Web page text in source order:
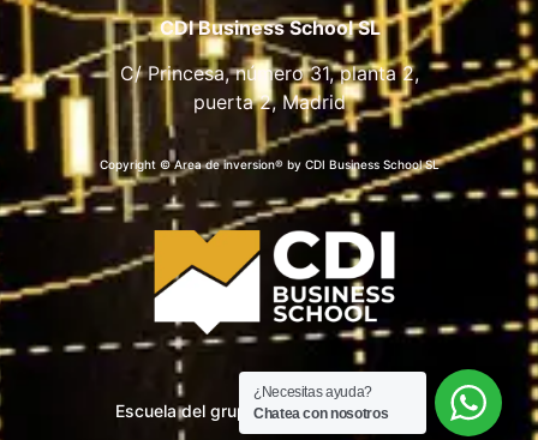
CDI Business School SL
C/ Princesa, número 31, planta 2,
puerta 2, Madrid
Copyright © Area de inversion® by CDI Business School SL
Escuela del grupo CDI Business School
¿Necesitas ayuda?
Chatea con nosotros